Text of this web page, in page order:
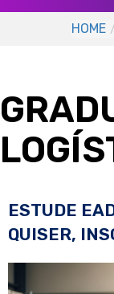
HOME
ESTUDE
QUISER,